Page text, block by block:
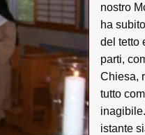
nostro
ha
del tetto
parti,
Chiesa,
tutto
istante